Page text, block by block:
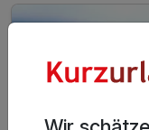
mit jeweils einem
inkl. Gästekarte